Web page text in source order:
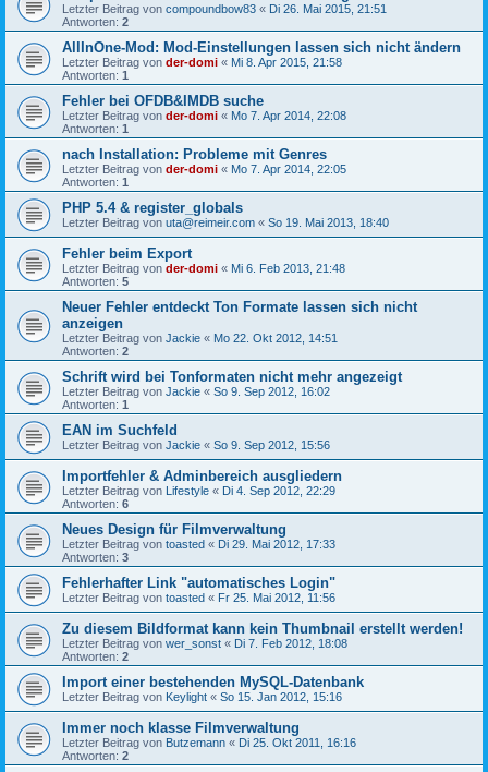
Letzter Beitrag von compoundbow83 « Di 26. Mai 2015, 21:51
Antworten: 2
AllInOne-Mod: Mod-Einstellungen lassen sich nicht ändern
Letzter Beitrag von der-domi « Mi 8. Apr 2015, 21:58
Antworten: 1
Fehler bei OFDB&IMDB suche
Letzter Beitrag von der-domi « Mo 7. Apr 2014, 22:08
Antworten: 1
nach Installation: Probleme mit Genres
Letzter Beitrag von der-domi « Mo 7. Apr 2014, 22:05
Antworten: 1
PHP 5.4 & register_globals
Letzter Beitrag von uta@reimeir.com « So 19. Mai 2013, 18:40
Fehler beim Export
Letzter Beitrag von der-domi « Mi 6. Feb 2013, 21:48
Antworten: 5
Neuer Fehler entdeckt Ton Formate lassen sich nicht
anzeigen
Letzter Beitrag von Jackie « Mo 22. Okt 2012, 14:51
Antworten: 2
Schrift wird bei Tonformaten nicht mehr angezeigt
Letzter Beitrag von Jackie « So 9. Sep 2012, 16:02
Antworten: 1
EAN im Suchfeld
Letzter Beitrag von Jackie « So 9. Sep 2012, 15:56
Importfehler & Adminbereich ausgliedern
Letzter Beitrag von Lifestyle « Di 4. Sep 2012, 22:29
Antworten: 6
Neues Design für Filmverwaltung
Letzter Beitrag von toasted « Di 29. Mai 2012, 17:33
Antworten: 3
Fehlerhafter Link "automatisches Login"
Letzter Beitrag von toasted « Fr 25. Mai 2012, 11:56
Zu diesem Bildformat kann kein Thumbnail erstellt werden!
Letzter Beitrag von wer_sonst « Di 7. Feb 2012, 18:08
Antworten: 2
Import einer bestehenden MySQL-Datenbank
Letzter Beitrag von Keylight « So 15. Jan 2012, 15:16
Immer noch klasse Filmverwaltung
Letzter Beitrag von Butzemann « Di 25. Okt 2011, 16:16
Antworten: 2